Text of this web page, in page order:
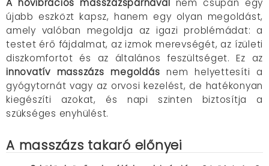
A hővibrációs masszázspárnával nem csupán egy
újabb eszközt kapsz, hanem egy olyan megoldást,
amely valóban megoldja az igazi problémádat: a
testet érő fájdalmat, az izmok merevségét, az ízületi
diszkomfortot és az általános feszültséget. Ez az
innovatív masszázs megoldás nem helyettesíti a
gyógytornát vagy az orvosi kezelést, de hatékonyan
kiegészíti azokat, és napi szinten biztosítja a
szükséges enyhülést.
A masszázs takaró előnyei